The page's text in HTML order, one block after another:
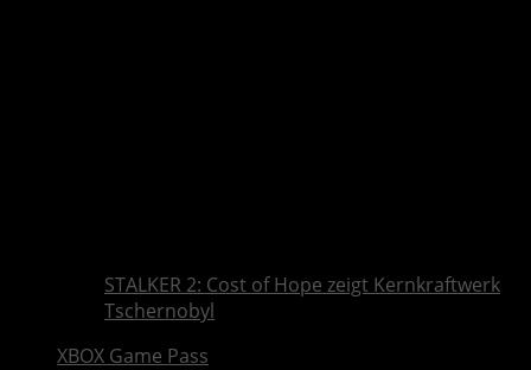
STALKER 2: Cost of Hope zeigt Kernkraftwerk
Tschernobyl
XBOX Game Pass